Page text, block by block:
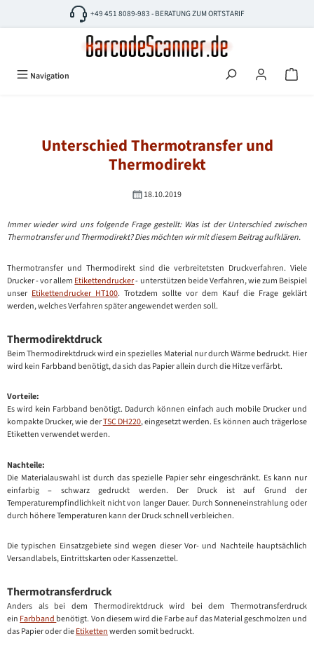
Zum Hauptinhalt springen+49 451 8089-983 - BERATUNG ZUM ORTSTARIF
Navigation
Unterschied Thermotransfer und
Thermodirekt
18.10.2019
Immer wieder wird uns folgende Frage gestellt: Was ist der Unterschied zwischen
Thermotransfer und Thermodirekt? Dies möchten wir mit diesem Beitrag aufklären.
Thermotransfer und Thermodirekt sind die verbreitetsten Druckverfahren. Viele
Drucker - vor allem Etikettendrucker- unterstützen beide Verfahren, wie zum Beispiel
unser Etikettendrucker HT100. Trotzdem sollte vor dem Kauf die Frage geklärt
werden, welches Verfahren später angewendet werden soll.
Thermodirektdruck
Beim Thermodirektdruck wird ein spezielles Material nur durch Wärme bedruckt. Hier
wird kein Farbband benötigt, da sich das Papier allein durch die Hitze verfärbt.
Vorteile:
Es wird kein Farbband benötigt. Dadurch können einfach auch mobile Drucker und
kompakte Drucker, wie derTSC DH220, eingesetzt werden. Es können auch trägerlose
Etiketten verwendet werden.
Nachteile:
Die Materialauswahl ist durch das spezielle Papier sehr eingeschränkt. Es kann nur
einfarbig – schwarz gedruckt werden. Der Druck ist auf Grund der
Temperaturempfindlichkeit nicht von langer Dauer. Durch Sonneneinstrahlung oder
durch höhere Temperaturen kann der Druck schnell verbleichen.
Die typischen Einsatzgebiete sind wegen dieser Vor- und Nachteile hauptsächlich
Versandlabels, Eintrittskarten oder Kassenzettel.
Thermotransferdruck
Anders als bei dem Thermodirektdruck wird bei dem Thermotransferdruck
ein Farbband benötigt. Von diesem wird die Farbe auf das Material geschmolzen und
das Papier oder dieEtikettenwerden somit bedruckt.